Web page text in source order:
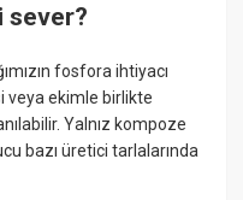
sever?
fosfora ihtiyacı
veya ekimle birlikte
Yalnız kompoze
bazı üretici tarlalarında